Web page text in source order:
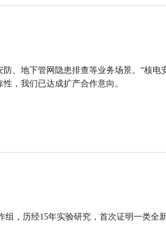
、地下管网隐患排查等业务场景。“核电
，我们已达成扩产合作意向。
，历经15年实验研究，首次证明一类全